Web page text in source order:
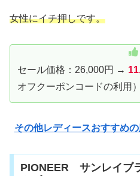
女性にイチ押しです。
セール価格：26,000円 →
オフクーポンコードの利用）
その他レディースおすすめ
PIONEER サンレイブ